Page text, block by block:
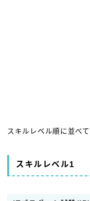
スキルレベル順に並べ
スキルレベル1